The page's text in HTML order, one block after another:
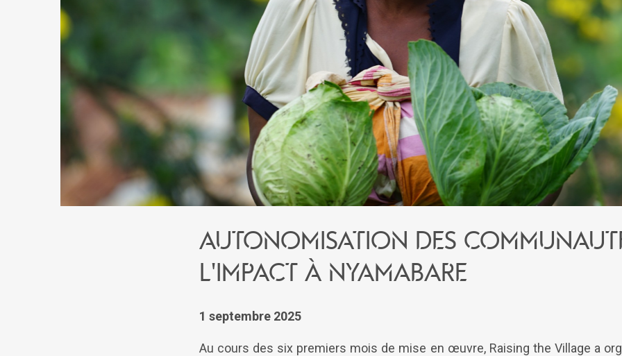
Autonomisation des
l'impact à Nyamabare
1 septembre 2025
Au cours des six premiers mois de mise en œuvre, Raising the Village a